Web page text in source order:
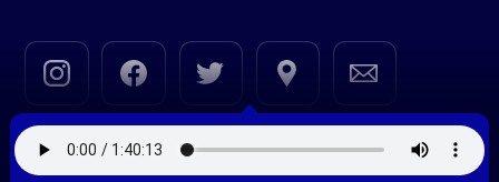
© 2020—2026 |Azul FM 101.9